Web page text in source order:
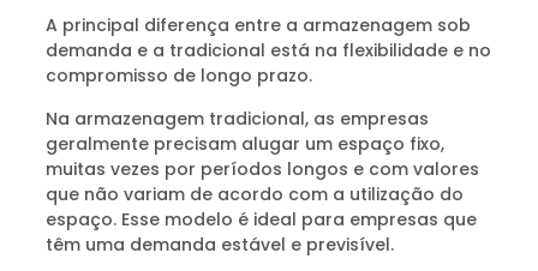
A principal diferença entre a armazenagem sob
demanda e a tradicional está na flexibilidade e no
compromisso de longo prazo.
Na armazenagem tradicional, as empresas
geralmente precisam alugar um espaço fixo,
muitas vezes por períodos longos e com valores
que não variam de acordo com a utilização do
espaço. Esse modelo é ideal para empresas que
têm uma demanda estável e previsível.